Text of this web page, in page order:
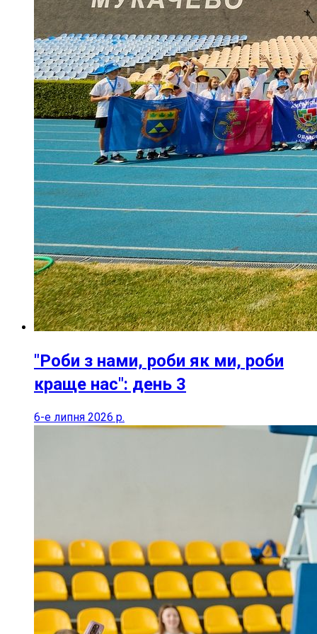
"Роби з нами, роби як ми, роби
краще нас": день 3
6-е липня 2026 р.